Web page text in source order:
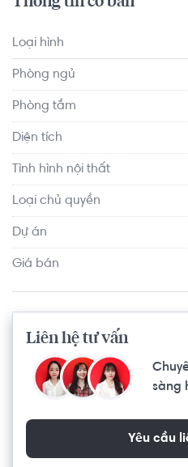
Căn hộ có vị trí cách Trường
Trương Văn Thành khoảng
Gym Bình Triệu khoảng
đầy đủ các tiện ích về y tế,
Loại hình
Phòng ngủ
Phòng tắm
Diện tích
Tình hình nội thất
Loại chủ quyền
Dự án
Giá bán
Liên hệ tư vấn
sàng
Yêu cầu